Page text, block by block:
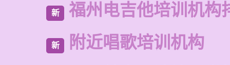
新 福州电吉他培训机构
新 附近唱歌培训机构